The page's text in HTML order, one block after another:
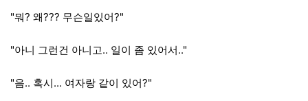
"뭐? 왜??? 무슨일있어?"
"아니 그런건 아니고.. 일이 좀 있어서.."
"음.. 혹시... 여자랑 같이 있어?"